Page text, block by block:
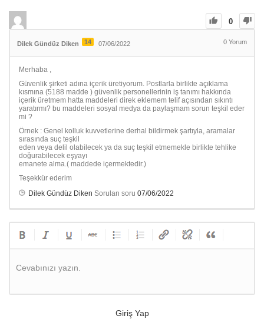
0
Dilek Gündüz Diken 14 07/06/2022 0 Yorum
Merhaba ,
Güvenlik şirketi adına içerik üretiyorum. Postlarla birlikte açıklama
kısmına (5188 madde ) güvenlik personellerinin iş tanımı hakkında
içerik üretmem hatta maddeleri direk eklemem telif açısından sıkıntı
yaratırmı? bu maddeleri sosyal medya da paylaşmam sorun teşkil eder
mi ?
Örnek : Genel kolluk kuvvetlerine derhal bildirmek şartıyla, aramalar
sırasında suç teşkil
eden veya delil olabilecek ya da suç teşkil etmemekle birlikte tehlike
doğurabilecek eşyayı
emanete alma.( maddede içermektedir.)
Teşekkür ederim
Dilek Gündüz Diken Sorulan soru 07/06/2022
Cevabınızı yazın.
Giriş Yap